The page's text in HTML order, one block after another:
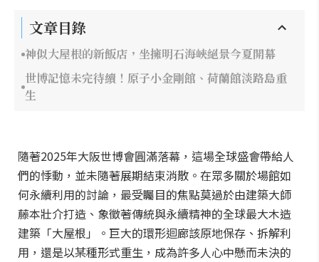
文章目錄
神似大屋根的新飯店，坐擁明石海峽絕景今夏開幕
世博記憶未完待續！原子小金剛館、荷蘭館淡路島重
生
隨著2025年大阪世博會圓滿落幕，這場全球盛會帶給人
們的悸動，並未隨著展期結束消散。在眾多關於場館如
何永續利用的討論，最受矚目的焦點莫過於由建築大師
藤本壯介打造、象徵著傳統與永續精神的全球最大木造
建築「大屋根」。巨大的環形迴廊該原地保存、拆解利
用，還是以某種形式重生，成為許多人心中懸而未決的